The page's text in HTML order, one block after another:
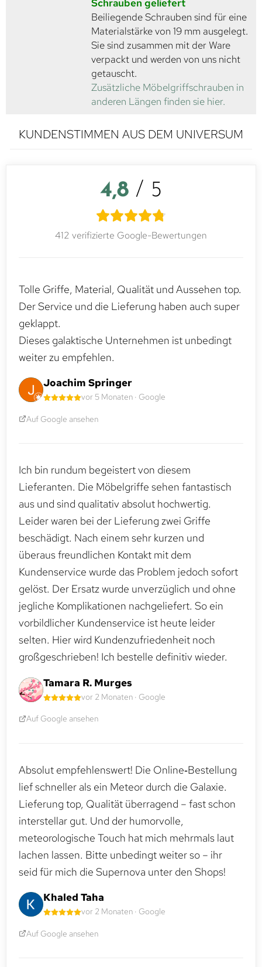
Schrauben geliefert
Beiliegende Schrauben sind für eine
Materialstärke von 19 mm ausgelegt.
Sie sind zusammen mit der Ware
verpackt und werden von uns nicht
getauscht.
Zusätzliche Möbelgriffschrauben in
anderen Längen finden sie hier.
KUNDENSTIMMEN AUS DEM UNIVERSUM
4,8 / 5
412 verifizierte Google-Bewertungen
Tolle Griffe, Material, Qualität und Aussehen top.
Der Service und die Lieferung haben auch super
geklappt.
Dieses galaktische Unternehmen ist unbedingt
weiter zu empfehlen.
Joachim Springer
vor 5 Monaten · Google
Auf Google ansehen
Ich bin rundum begeistert von diesem
Lieferanten. Die Möbelgriffe sehen fantastisch
aus und sind qualitativ absolut hochwertig.
Leider waren bei der Lieferung zwei Griffe
beschädigt. Nach einem sehr kurzen und
überaus freundlichen Kontakt mit dem
Kundenservice wurde das Problem jedoch sofort
gelöst. Der Ersatz wurde unverzüglich und ohne
jegliche Komplikationen nachgeliefert. So ein
vorbildlicher Kundenservice ist heute leider
selten. Hier wird Kundenzufriedenheit noch
großgeschrieben! Ich bestelle definitiv wieder.
Tamara R. Murges
vor 2 Monaten · Google
Auf Google ansehen
Absolut empfehlenswert! Die Online‑Bestellung
lief schneller als ein Meteor durch die Galaxie.
Lieferung top, Qualität überragend – fast schon
interstellar gut. Und der humorvolle,
meteorologische Touch hat mich mehrmals laut
lachen lassen. Bitte unbedingt weiter so – ihr
seid für mich die Supernova unter den Shops!
Khaled Taha
vor 2 Monaten · Google
Auf Google ansehen